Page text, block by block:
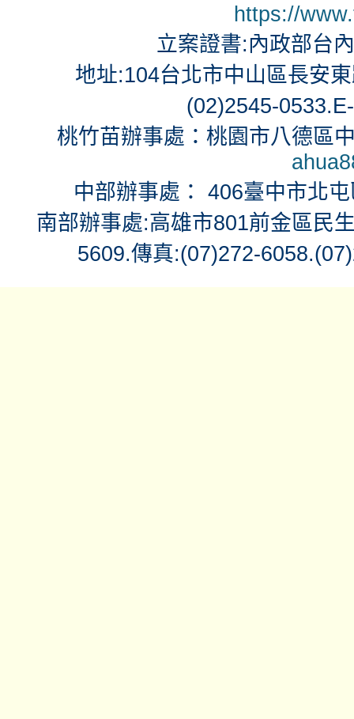
https://
立案證書:內政部台
地址:104台北市中山區長安
(02)2545-
桃竹苗辦事處：桃園市八德區
中部辦事處： 406臺中市北
南部辦事處:高雄市801前金區民
5609.傳真:(07)272-